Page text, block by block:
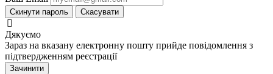
Скинути пароль Скасувати
Дякуємо
Зараз на вказану електронну пошту прийде повідомлення з
підтвердженням реєстрації
Зачинити